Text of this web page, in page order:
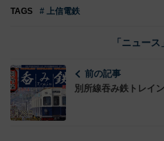
TAGS # 上信電鉄
「ニュー
前の記事
別所線吞み鉄トレイ